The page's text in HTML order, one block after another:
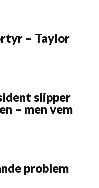
– Taylor
slipper
– men vem
problem